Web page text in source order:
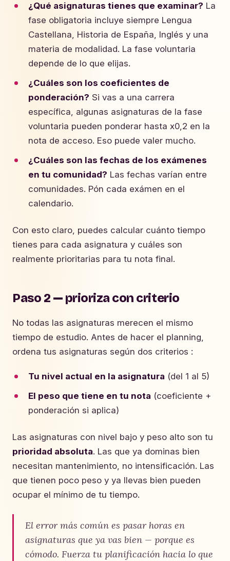
¿Qué asignaturas tienes que examinar? La
fase obligatoria incluye siempre Lengua
Castellana, Historia de España, Inglés y una
materia de modalidad. La fase voluntaria
depende de lo que elijas.
¿Cuáles son los coeficientes de
ponderación? Si vas a una carrera
específica, algunas asignaturas de la fase
voluntaria pueden ponderar hasta x0,2 en la
nota de acceso. Eso puede valer mucho.
¿Cuáles son las fechas de los exámenes
en tu comunidad? Las fechas varían entre
comunidades. Pón cada exámen en el
calendario.
Con esto claro, puedes calcular cuánto tiempo
tienes para cada asignatura y cuáles son
realmente prioritarias para tu nota final.
Paso 2 — prioriza con criterio
No todas las asignaturas merecen el mismo
tiempo de estudio. Antes de hacer el planning,
ordena tus asignaturas según dos criterios :
Tu nivel actual en la asignatura (del 1 al 5)
El peso que tiene en tu nota (coeficiente +
ponderación si aplica)
Las asignaturas con nivel bajo y peso alto son tu
prioridad absoluta. Las que ya dominas bien
necesitan mantenimiento, no intensificación. Las
que tienen poco peso y ya llevas bien pueden
ocupar el mínimo de tu tiempo.
El error más común es pasar horas en
asignaturas que ya vas bien — porque es
cómodo. Fuerza tu planificación hacia lo que